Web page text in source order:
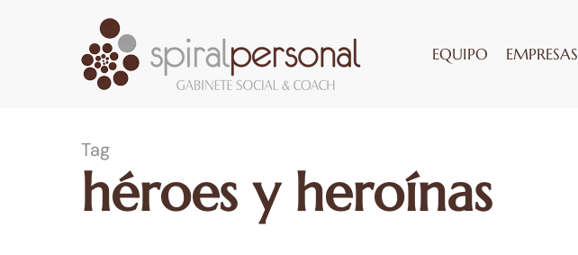
EQUIPO EMPRESAS
Tag
héroes y heroínas